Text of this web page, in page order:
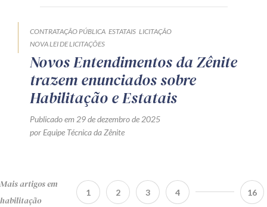
CONTRATAÇÃO PÚBLICA ESTATAIS LICITAÇÃO
NOVA LEI DE LICITAÇÕES
Novos Entendimentos da Zênite
trazem enunciados sobre
Habilitação e Estatais
Publicado em 29 de dezembro de 2025
por Equipe Técnica da Zênite
Mais artigos em
habilitação
1 2 3 4 16